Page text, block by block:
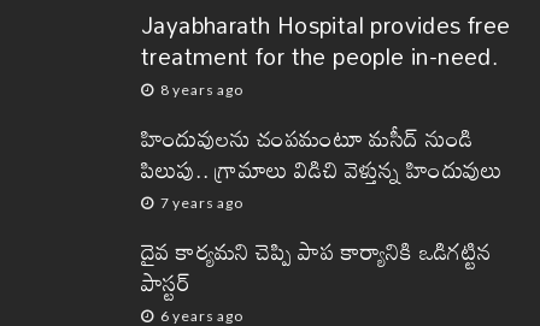
Jayabharath Hospital provides free
treatment for the people in-need.
8 years ago
హిందువులను చంపమంటూ మసీద్ నుండి
పిలుపు.. గ్రామాలు విడిచి వెళ్తున్న హిందువులు
7 years ago
దైవ కార్యమని చెప్పి పాప కార్యానికి ఒడిగట్టిన
పాస్టర్
6 years ago